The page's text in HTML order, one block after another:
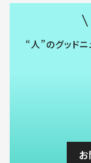
“人”のグッド